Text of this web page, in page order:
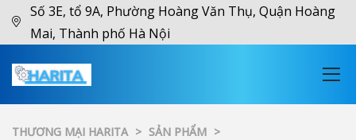
Số 3E, tổ 9A, Phường Hoàng Văn Thụ, Quận Hoàng
Mai, Thành phố Hà Nội
THƯƠNG MẠI HARITA > SẢN PHẨM >